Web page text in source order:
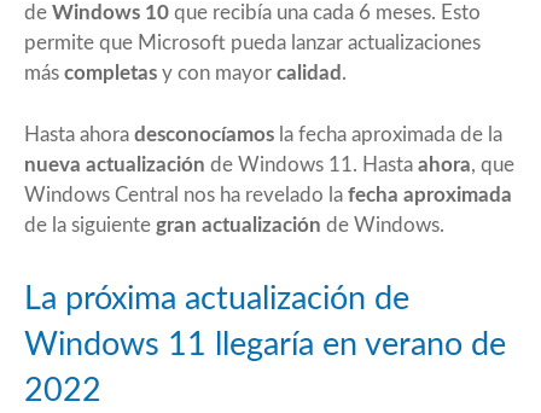
de Windows 10 que recibía una cada 6 meses. Esto
permite que Microsoft pueda lanzar actualizaciones
más completas y con mayor calidad .
Hasta ahora desconocíamos la fecha aproximada de la
nueva actualización de Windows 11. Hasta ahora, que
Windows Central nos ha revelado la fecha aproximada
de la siguiente gran actualización de Windows.
La próxima actualización de
Windows 11 llegaría en verano de
2022